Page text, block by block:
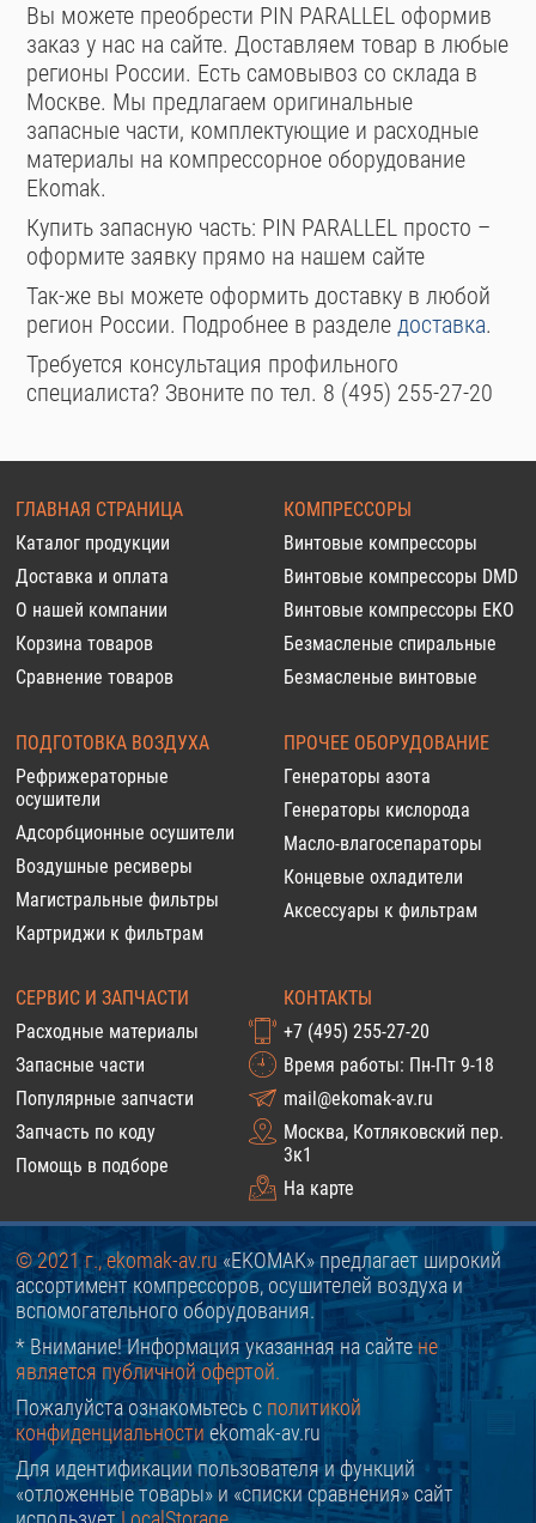
Вы можете преобрести PIN PARALLEL оформив
заказ у нас на сайте. Доставляем товар в любые
регионы России. Есть самовывоз со склада в
Москве. Мы предлагаем оригинальные
запасные части, комплектующие и расходные
материалы на компрессорное оборудование
Ekomak.
Купить запасную часть: PIN PARALLEL просто –
оформите заявку прямо на нашем сайте
Так-же вы можете оформить доставку в любой
регион России. Подробнее в разделедоставка.
Требуется консультация профильного
специалиста? Звоните по тел. 8 (495) 255-27-20
ГЛАВНАЯ СТРАНИЦА
Каталог продукции
Доставка и оплата
О нашей компании
Корзина товаров
Сравнение товаров
КОМПРЕССОРЫ
Винтовые компрессоры
Винтовые компрессоры DMD
Винтовые компрессоры EKO
Безмасленые спиральные
Безмасленые винтовые
ПОДГОТОВКА ВОЗДУХА
Рефрижераторные
осушители
Адсорбционные осушители
Воздушные ресиверы
Магистральные фильтры
Картриджи к фильтрам
ПРОЧЕЕ ОБОРУДОВАНИЕ
Генераторы азота
Генераторы кислорода
Масло-влагосепараторы
Концевые охладители
Аксессуары к фильтрам
СЕРВИС И ЗАПЧАСТИ
Расходные материалы
Запасные части
Популярные запчасти
Запчасть по коду
Помощь в подборе
КОНТАКТЫ
+7 (495) 255-27-20
Время работы: Пн-Пт 9-18
mail@ekomak-av.ru
Москва, Котляковский пер.
3к1
На карте
© 2021 г., ekomak-av.ru «EKOMAK» предлагает широкий
ассортимент компрессоров, осушителей воздуха и
вспомогательного оборудования.
* Внимание! Информация указанная на сайтене
является публичной офертой.
Пожалуйста ознакомьтесь с политикой
конфиденциальности ekomak-av.ru
Для идентификации пользователя и функций
«отложенные товары» и «списки сравнения» сайт